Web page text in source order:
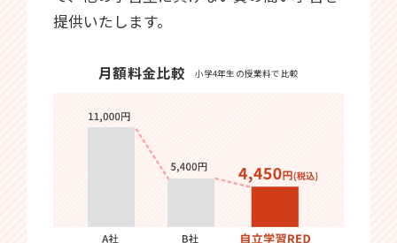
提供いたします。
月額料金比較 小学4年生の授業料で比較